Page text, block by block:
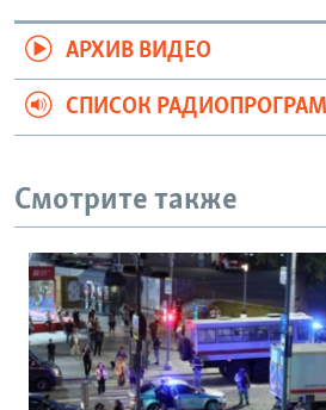
АРХИВ ВИДЕО
СПИСОК
Смотрите также